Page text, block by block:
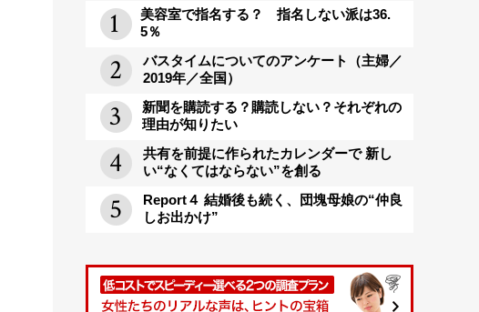
美容室で指名する？ 指名しない派は36.
5％
バスタイムについてのアンケート（主婦／
2019年／全国）
新聞を購読する？購読しない？それぞれの
理由が知りたい
共有を前提に作られたカレンダーで 新し
い“なくてはならない”を創る
Report４ 結婚後も続く、団塊母娘の“仲良
しお出かけ”